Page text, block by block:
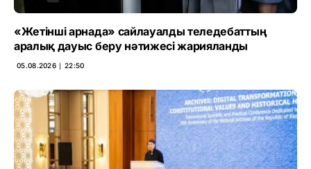
«Жетінші арнада» сайлауалды теледебаттың
аралық дауыс беру нәтижесі жарияланды
05.08.2026 ∣ 22:50